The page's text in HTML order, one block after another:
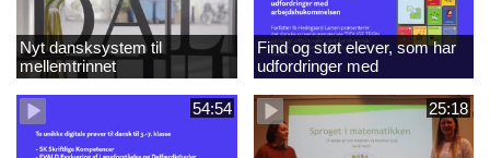
Nyt dansksystem til
mellemtrinnet
Find og støt elever, som har
udfordringer med
arbejdshukommelsen
54:54
25:18